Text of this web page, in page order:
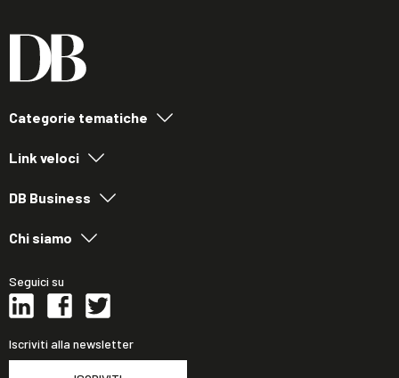
Categorie tematiche
Link veloci
DB Business
Chi siamo
Seguici su
Iscriviti alla newsletter